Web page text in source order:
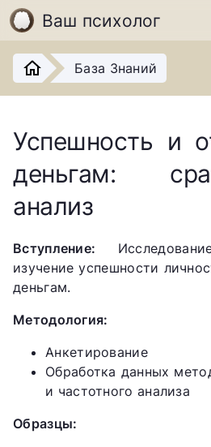
Ваш психолог
База Знаний
Успешность и
деньгам:
анализ
Вступление:
изучение успешности
деньгам.
Методология:
Анкетирование
Обработка данных
и частотного анализа
Образцы: